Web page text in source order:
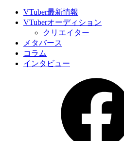
VTuber最新情報
VTuberオーディション
クリエイター
メタバース
コラム
インタビュー